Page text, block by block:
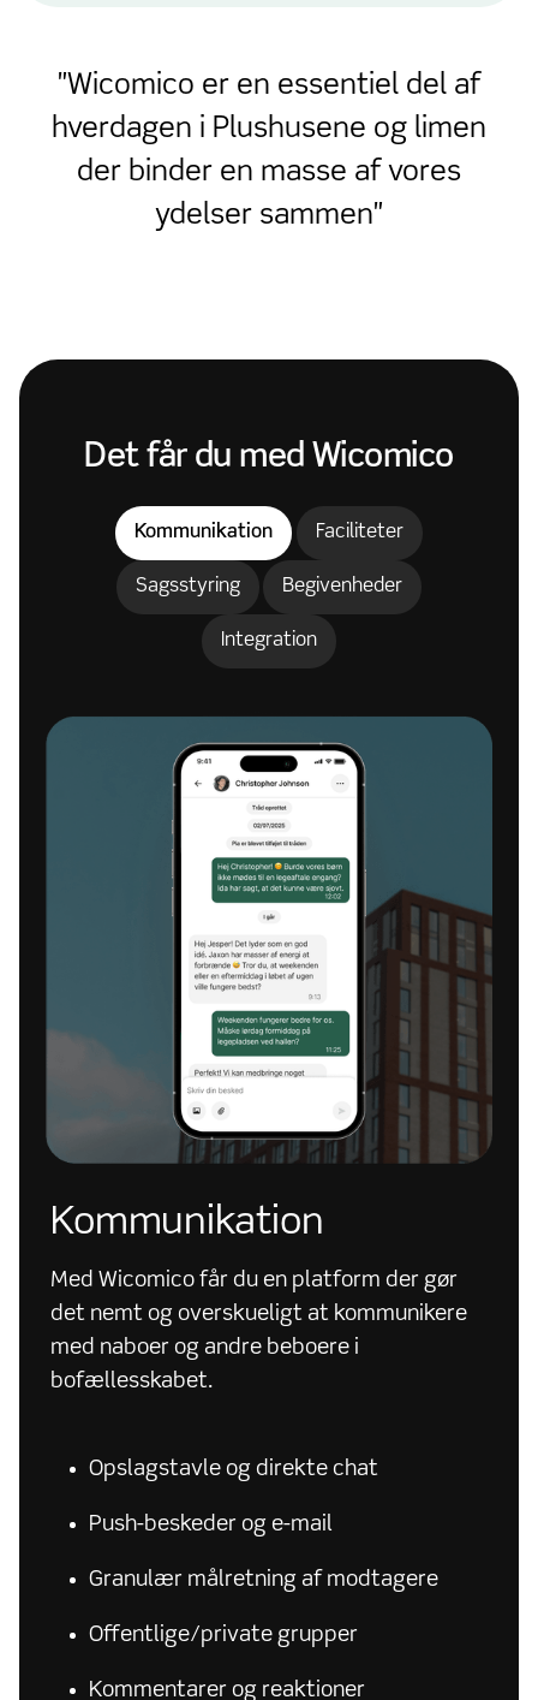
"Wicomico er en essentiel del af
hverdagen i Plushusene og limen
der binder en masse af vores
ydelser sammen"
Det får du med Wicomico
Kommunikation Faciliteter
Sagsstyring Begivenheder
Integration
Kommunikation
Med Wicomico får du en platform der gør
det nemt og overskueligt at kommunikere
med naboer og andre beboere i
bofællesskabet.
Opslagstavle og direkte chat
Push-beskeder og e-mail
Granulær målretning af modtagere
Offentlige/private grupper
Kommentarer og reaktioner